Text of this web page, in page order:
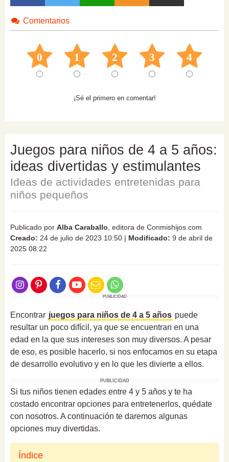
Comentarios
0 1 2 3 4
¡Sé el primero en comentar!
Juegos para niños de 4 a 5 años:
ideas divertidas y estimulantes
Ideas de actividades entretenidas para
niños pequeños
Publicado por Alba Caraballo , editora de Conmishijos.com
Creado: 24 de julio de 2023 10:50 | Modificado: 9 de abril de
2025 08:22
PUBLICIDAD
Encontrar juegos para niños de 4 a 5 años puede
resultar un poco difícil, ya que se encuentran en una
edad en la que sus intereses son muy diversos. A pesar
de eso, es posible hacerlo, si nos enfocamos en su etapa
de desarrollo evolutivo y en lo que les divierte a ellos.
PUBLICIDAD
Si tus niños tienen edades entre 4 y 5 años y te ha
costado encontrar opciones para entretenerlos, quédate
con nosotros. A continuación te daremos algunas
opciones muy divertidas.
Índice